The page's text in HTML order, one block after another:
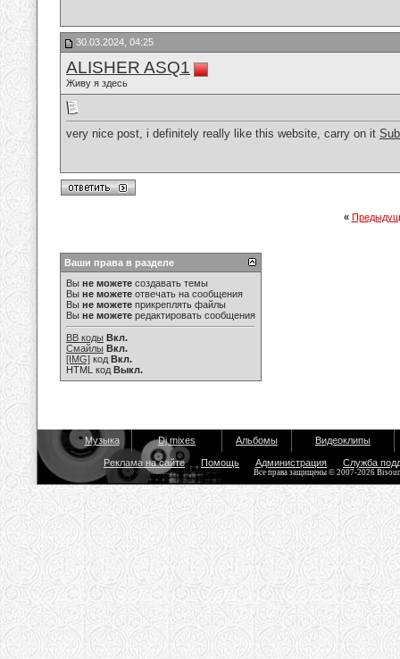
30.03.2024, 04:25
ALISHER ASQ1
Живу я здесь
very nice post, i definitely really like this website, carry on it
«
Ваши права в разделе
Вы не можете создавать темы
Вы не можете отвечать на сообщения
Вы не можете прикреплять файлы
Вы не можете редактировать сообщения
BB коды Вкл.
Смайлы Вкл.
[IMG] код Вкл.
HTML код Выкл.
Музыка Dj mixes Альбомы Видеоклипы
Реклама на сайте Помощь Администрация Служба
Все права защищены © 2007-2026